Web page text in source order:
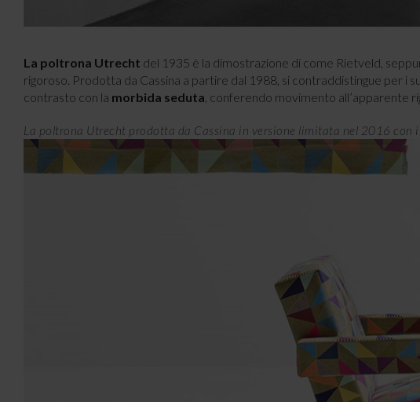
La poltrona Utrecht del 1935 è la dimostrazione di come Rietveld,
rigoroso. Prodotta da Cassina a partire dal 1988, si contraddistingue per i
contrasto con la morbida seduta , conferendo movimento all’apparente
La poltrona Utrecht prodotta da Cassina in versione limitata nel 2016 con